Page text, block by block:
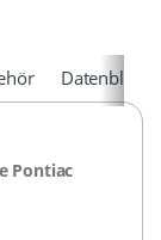
Datenblätter
Pontiac